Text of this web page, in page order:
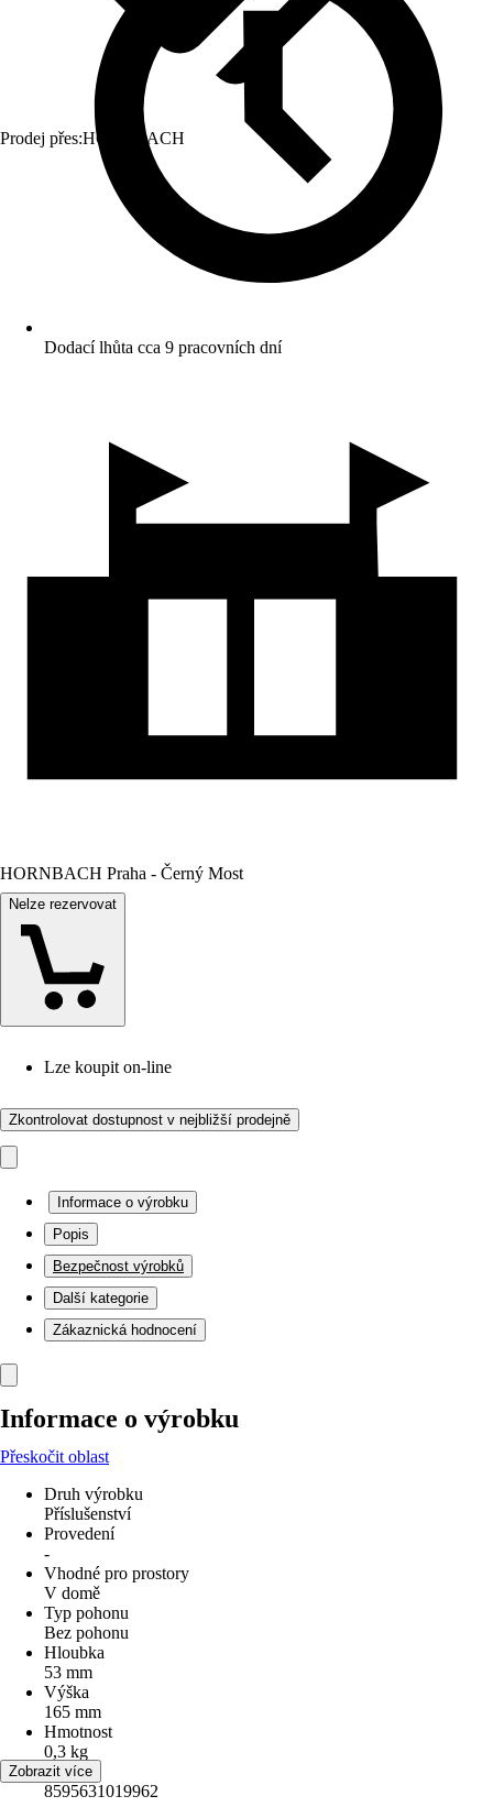
Prodej přes:HORNBACH
Dodací lhůta cca 9 pracovních dní
HORNBACH Praha - Černý Most
Nelze rezervovat
Lze koupit on-line
Zkontrolovat dostupnost v nejbližší prodejně
Informace o výrobku
Popis
Bezpečnost výrobků
Další kategorie
Zákaznická hodnocení
Informace o výrobku
Přeskočit oblast
Druh výrobku
Příslušenství
Provedení
-
Vhodné pro prostory
V domě
Typ pohonu
Bez pohonu
Hloubka
53 mm
Výška
165 mm
Hmotnost
0,3 kg
EAN
8595631019962
Zobrazit více